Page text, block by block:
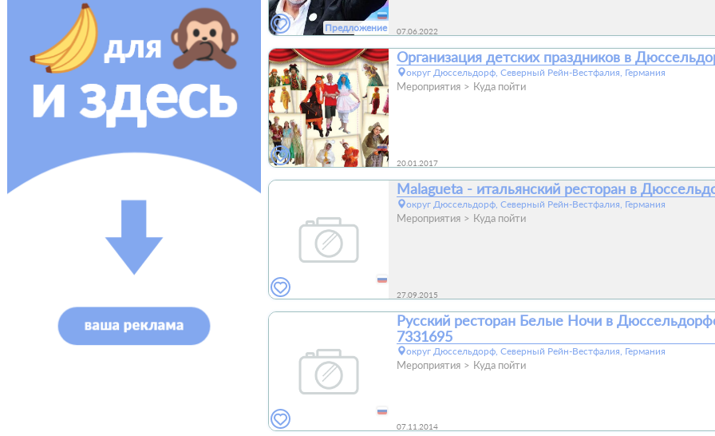
Предложение 07.06.2022
Организация детских праздников в
округ Дюссельдорф, Северный Рейн-Вестфалия, Германия
Мероприятия Куда пойти
20.01.2017
Malagueta - итальянский ресторан в
округ Дюссельдорф, Северный Рейн-Вестфалия, Германия
Мероприятия Куда пойти
27.09.2015
Русский ресторан Белые Ночи в
7331695
округ Дюссельдорф, Северный Рейн-Вестфалия, Германия
Мероприятия Куда пойти
07.11.2014